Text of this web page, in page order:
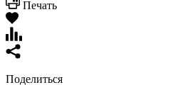
Печать
Поделиться